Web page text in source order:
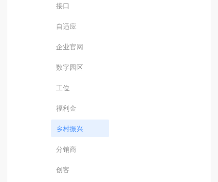
接口
自适应
企业官网
数字园区
工位
福利金
乡村振兴
分销商
创客